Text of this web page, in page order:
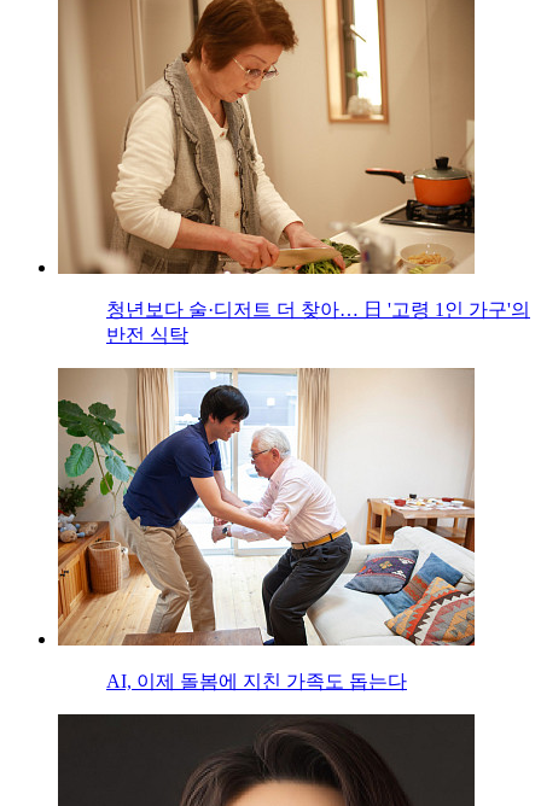
청년보다 술·디저트 더 찾아… 日 '고령 1인 가구'의
반전 식탁
AI, 이제 돌봄에 지친 가족도 돕는다